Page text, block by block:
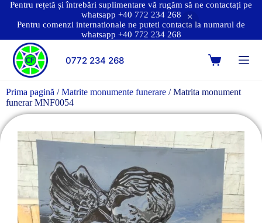
Pentru rețetă și întrebări suplimentare vă rugăm să ne contactați pe
whatsapp +40 772 234 268
Pentru comenzi internationale ne puteti contacta la numarul de
whatsapp +40 772 234 268
0772 234 268
Prima pagină /Matrite monumente funerare / Matrita monument
funerar MNF0054